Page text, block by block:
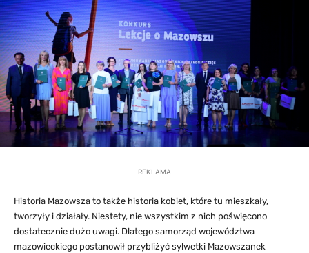
REKLAMA
Historia Mazowsza to także historia kobiet, które tu mieszkały,
tworzyły i działały. Niestety, nie wszystkim z nich poświęcono
dostatecznie dużo uwagi. Dlatego samorząd województwa
mazowieckiego postanowił przybliżyć sylwetki Mazowszanek